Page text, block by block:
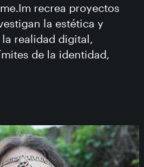
recrea proyectos
la estética y
la realidad digital,
de la identidad,